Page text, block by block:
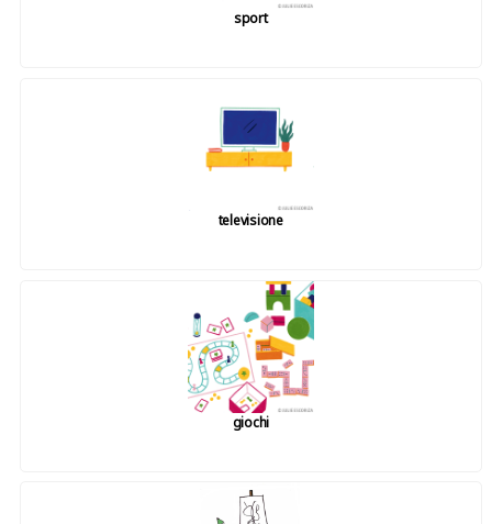
sport
televisione
giochi